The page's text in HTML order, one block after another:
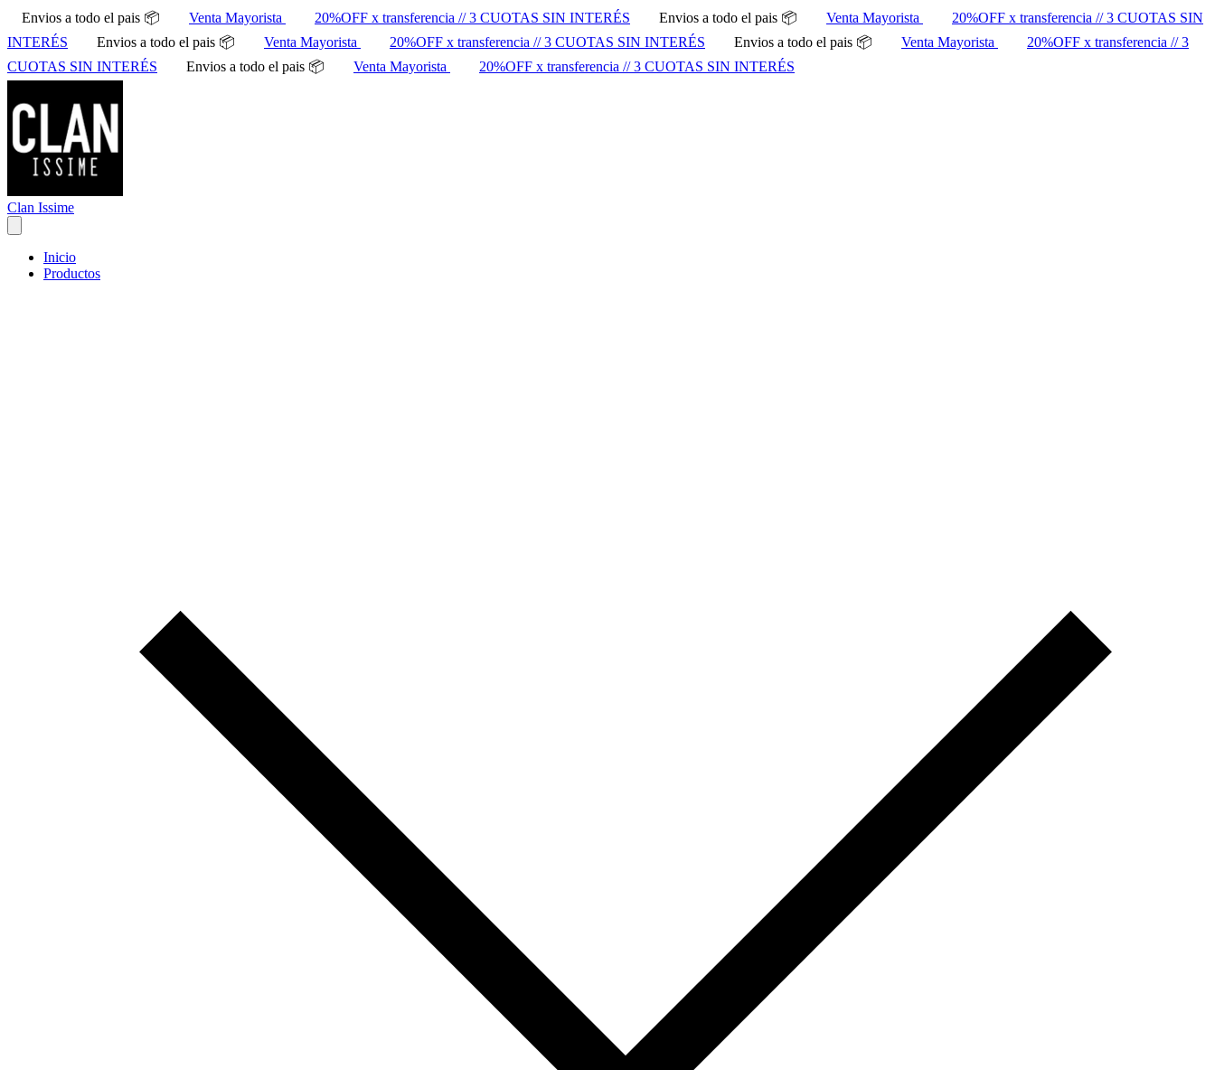
Envios a todo el pais 📦 Venta Mayorista 20%OFF x transferencia // 3 CUOTAS SIN INTERÉS Envios a todo el pais 📦 Venta Mayorista
20%OFF x transferencia // 3 CUOTAS SIN
INTERÉS
Envios a todo el pais 📦 Venta Mayorista 20%OFF x transferencia // 3 CUOTAS SIN INTERÉS Envios a todo el pais 📦 Venta Mayorista
20%OFF x transferencia // 3
CUOTAS SIN INTERÉS
Envios a todo el pais 📦 Venta Mayorista 20%OFF x transferencia // 3 CUOTAS SIN INTERÉS
Clan Issime
Inicio
Productos